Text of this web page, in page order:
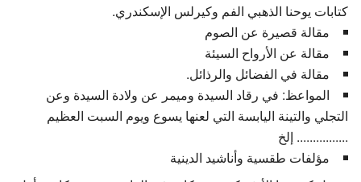
كتابات يوحنا الذهبي الفم وكيرلس الإسكندري.
مقالة قصيرة عن الصوم
مقالة عن الأرواح السيئة
مقالة في الفضائل والرذائل.
المواعظ: في رقاد السيدة وميمر عن ولادة السيدة وعن
التجلي والتينة اليابسة التي لعنها يسوع ويوم السبت العظيم
................ إلخ
مؤلفات طقسية وأناشيد الدينية